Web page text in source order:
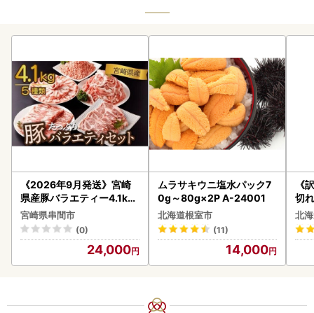
年末のご寄附に関しましては、ワンストップご希望者さまと
寄附翌年の1月11日以降に順次発送いたしますこと、何卒ご
了承ください。
《2026年9月発送》宮崎
県産豚バラエティー4.1kg
セット_K033-057-2609
宮崎県串間市
(0)
24,000
ムラサキウニ塩水パック7
0g～80g×2P A-24001
北海道根室市
(11)
14,000
《
切
0g
北